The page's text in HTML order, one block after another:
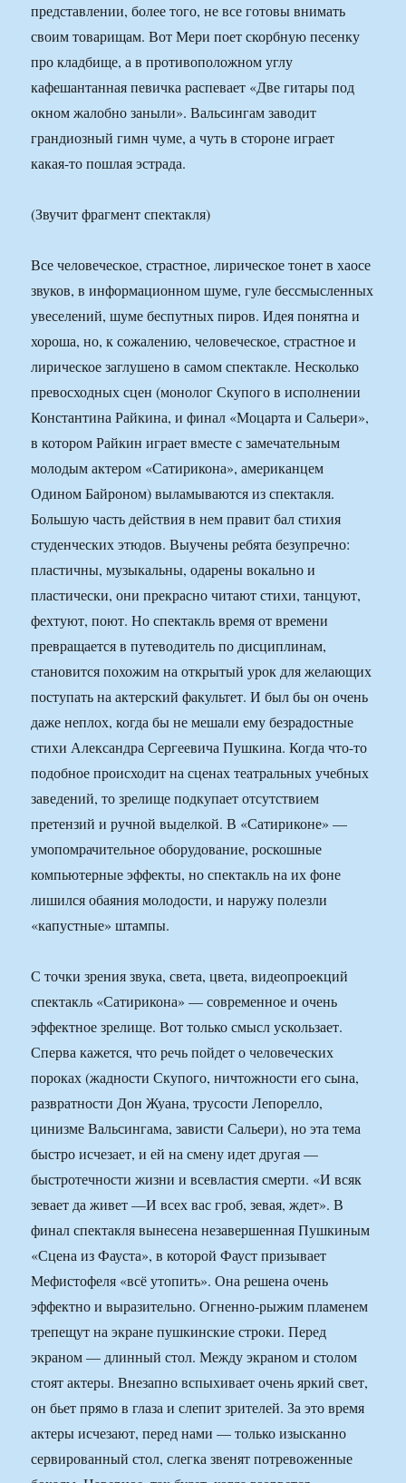
представлении, более того, не все готовы внимать
своим товарищам. Вот Мери поет скорбную песенку
про кладбище, а в противоположном углу
кафешантанная певичка распевает «Две гитары под
окном жалобно заныли». Вальсингам заводит
грандиозный гимн чуме, а чуть в стороне играет
какая-то пошлая эстрада.
(Звучит фрагмент спектакля)
Все человеческое, страстное, лирическое тонет в хаосе
звуков, в информационном шуме, гуле бессмысленных
увеселений, шуме беспутных пиров. Идея понятна и
хороша, но, к сожалению, человеческое, страстное и
лирическое заглушено в самом спектакле. Несколько
превосходных сцен (монолог Скупого в исполнении
Константина Райкина, и финал «Моцарта и Сальери»,
в котором Райкин играет вместе с замечательным
молодым актером «Сатирикона», американцем
Одином Байроном) выламываются из спектакля.
Большую часть действия в нем правит бал стихия
студенческих этюдов. Выучены ребята безупречно:
пластичны, музыкальны, одарены вокально и
пластически, они прекрасно читают стихи, танцуют,
фехтуют, поют. Но спектакль время от времени
превращается в путеводитель по дисциплинам,
становится похожим на открытый урок для желающих
поступать на актерский факультет. И был бы он очень
даже неплох, когда бы не мешали ему безрадостные
стихи Александра Сергеевича Пушкина. Когда что-то
подобное происходит на сценах театральных учебных
заведений, то зрелище подкупает отсутствием
претензий и ручной выделкой. В «Сатириконе» —
умопомрачительное оборудование, роскошные
компьютерные эффекты, но спектакль на их фоне
лишился обаяния молодости, и наружу полезли
«капустные» штампы.
С точки зрения звука, света, цвета, видеопроекций
спектакль «Сатирикона» — современное и очень
эффектное зрелище. Вот только смысл ускользает.
Сперва кажется, что речь пойдет о человеческих
пороках (жадности Скупого, ничтожности его сына,
развратности Дон Жуана, трусости Лепорелло,
цинизме Вальсингама, зависти Сальери), но эта тема
быстро исчезает, и ей на смену идет другая —
быстротечности жизни и всевластия смерти. «И всяк
зевает да живет —И всех вас гроб, зевая, ждет». В
финал спектакля вынесена незавершенная Пушкиным
«Сцена из Фауста», в которой Фауст призывает
Мефистофеля «всё утопить». Она решена очень
эффектно и выразительно. Огненно-рыжим пламенем
трепещут на экране пушкинские строки. Перед
экраном — длинный стол. Между экраном и столом
стоят актеры. Внезапно вспыхивает очень яркий свет,
он бьет прямо в глаза и слепит зрителей. За это время
актеры исчезают, перед нами — только изысканно
сервированный стол, слегка звенят потревоженные